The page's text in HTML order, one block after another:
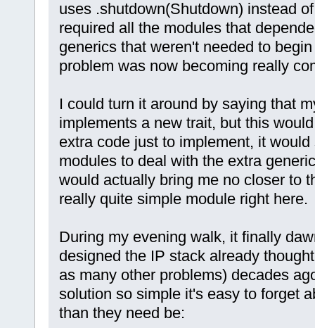
uses .shutdown(Shutdown) instead
required all the modules that
generics that weren't needed to
problem was now becoming really
I could turn it around by saying that
implements a new trait, but this
extra code just to implement, it
modules to deal with the extra
would actually bring me no closer to
really quite simple module right here.
During my evening walk, it finally
designed the IP stack already
as many other problems) decades
solution so simple it's easy to forget
than they need be: